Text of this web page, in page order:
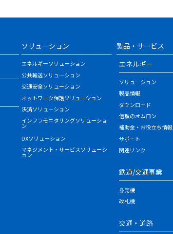
ソリューション
エネルギーソリューション
公共輸送ソリューション
交通安全ソリューション
ネットワーク保護ソリューション
決済ソリューション
インフラモニタリングソリューショ
ン
DXソリューション
マネジメント・サービスソリューシ
ョン
製品・サービス
エネルギー
ソリューション
製品情報
ダウンロード
信頼のオムロン
補助金・お役立ち情報
サポート
関連リンク
鉄道/交通事業
券売機
改札機
交通・道路